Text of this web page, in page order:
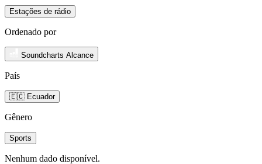
Estações de rádio
Ordenado por
Soundcharts Alcance
País
🇪🇨 Ecuador
Gênero
Sports
Nenhum dado disponível.